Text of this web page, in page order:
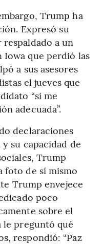
Trump ha
Expresó su
a un
Iowa que perdió las
a sus asesores
el jueves que
“si me
adecuada”.
declaraciones
su capacidad de
Trump
foto de sí mismo
Trump envejece
poco
sobre el
preguntó qué
respondió: “Paz